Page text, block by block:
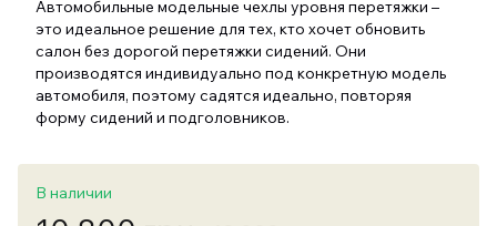
Автомобильные модельные чехлы уровня перетяжки –
это идеальное решение для тех, кто хочет обновить
салон без дорогой перетяжки сидений. Они
производятся индивидуально под конкретную модель
автомобиля, поэтому садятся идеально, повторяя
форму сидений и подголовников.
В наличии